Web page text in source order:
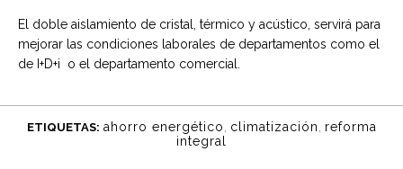
El doble aislamiento de cristal, térmico y acústico, servirá para
mejorar las condiciones laborales de departamentos como el
de I+D+i o el departamento comercial.
ETIQUETAS: ahorro energético, climatización, reforma
integral